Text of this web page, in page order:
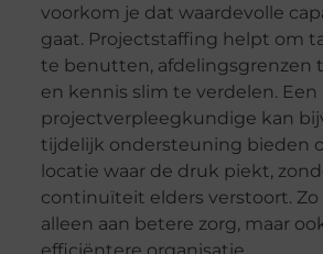
voorkom je dat waardevolle
gaat. Projectstaffing helpt om
te benutten, afdelingsgrenzen
en kennis slim te verdelen. Een
projectverpleegkundige kan
tijdelijk ondersteuning bieden
locatie waar de druk piekt,
continuïteit elders verstoort.
alleen aan betere zorg, maar